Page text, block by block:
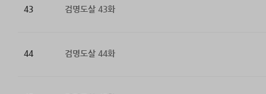
43 검명도살 43화
44 검명도살 44화